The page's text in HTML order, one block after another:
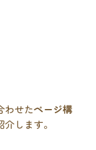
わせたページ構
します。